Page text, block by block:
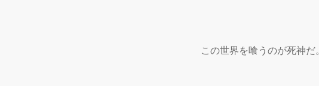
この世界を喰うのが死神だ。